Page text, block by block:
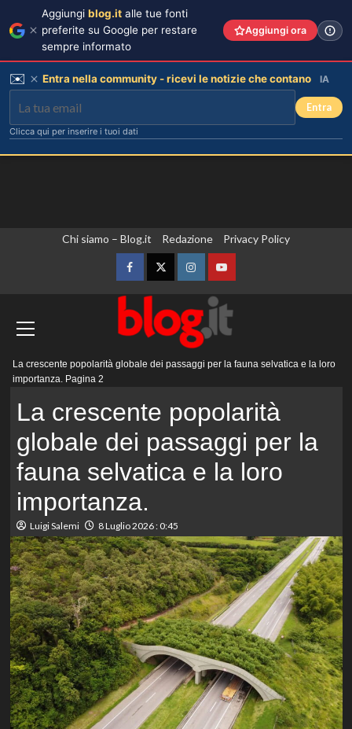
Chi siamo – Blog.it Redazione Privacy Policy
FacebookTwitterInstagramYouTube
principale
La crescente popolarità globale dei passaggi per la fauna selvatica e la loro
importanza. Pagina 2
La crescente popolarità
globale dei passaggi per la
fauna selvatica e la loro
importanza.
Luigi Salemi 8 Luglio 2026 : 0:45
Aggiungi blog.it alle tue fonti
preferite su Google per restare
sempre informato
Aggiungi ora
✉️ Entra nella community - ricevi le notizie che contano IA
Entra
Clicca qui per inserire i tuoi dati